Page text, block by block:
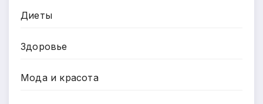
Диеты
Здоровье
Мода и красота